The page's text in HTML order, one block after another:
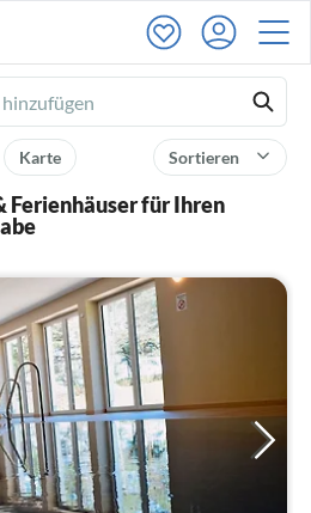
Sortieren
Karte
Ferienhäuser für Ihren